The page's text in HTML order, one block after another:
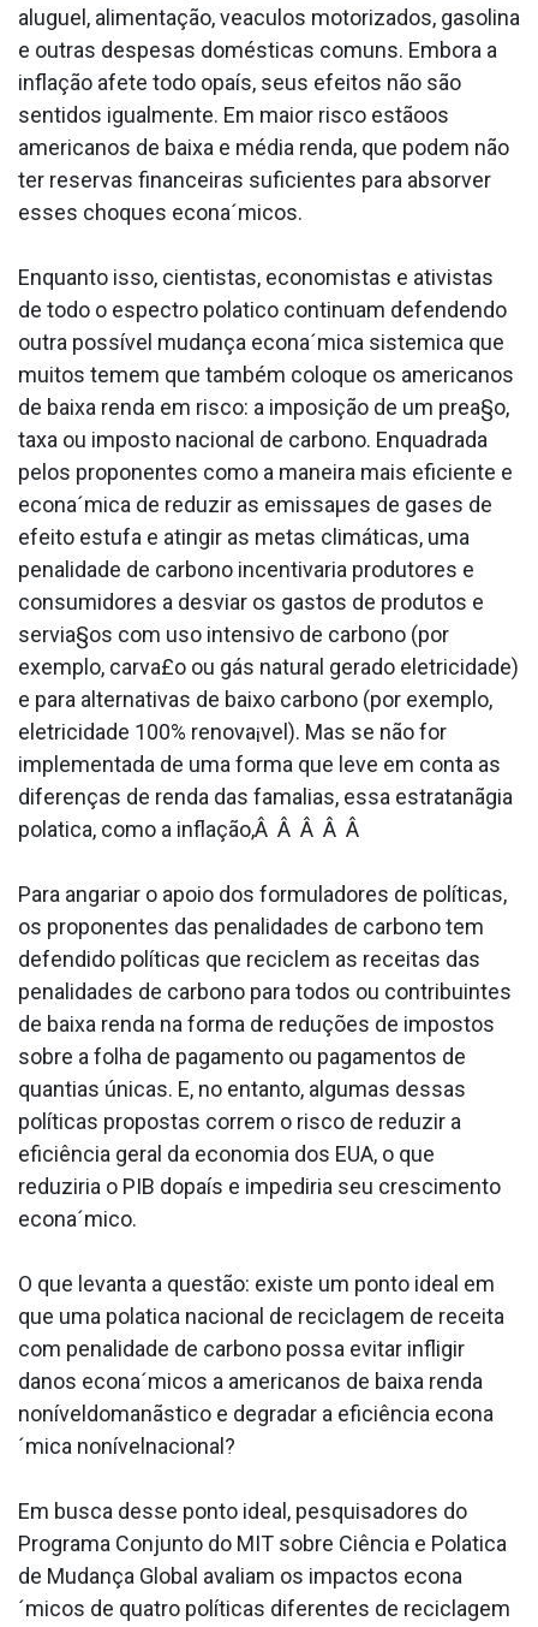
aluguel, alimentação, vea­culos motorizados, gasolina
e outras despesas domésticas comuns. Embora a
inflação afete todo opaís, seus efeitos não são
sentidos igualmente. Em maior risco estãoos
americanos de baixa e média renda, que podem não
ter reservas financeiras suficientes para absorver
esses choques econa´micos.
Enquanto isso, cientistas, economistas e ativistas
de todo o espectro pola­tico continuam defendendo
outra possí­vel mudança econa´mica sistemica que
muitos temem que também coloque os americanos
de baixa renda em risco: a imposição de um prea§o,
taxa ou imposto nacional de carbono. Enquadrada
pelos proponentes como a maneira mais eficiente e
econa´mica de reduzir as emissaµes de gases de
efeito estufa e atingir as metas climáticas, uma
penalidade de carbono incentivaria produtores e
consumidores a desviar os gastos de produtos e
servia§os com uso intensivo de carbono (por
exemplo, carva£o ou gás natural gerado eletricidade)
e para alternativas de baixo carbono (por exemplo,
eletricidade 100% renova¡vel). Mas se não for
implementada de uma forma que leve em conta as
diferenças de renda das fama­lias, essa estratanãgia
pola­tica, como a inflação,Â Â Â Â Â
Para angariar o apoio dos formuladores de políticas,
os proponentes das penalidades de carbono tem
defendido políticas que reciclem as receitas das
penalidades de carbono para todos ou contribuintes
de baixa renda na forma de reduções de impostos
sobre a folha de pagamento ou pagamentos de
quantias únicas. E, no entanto, algumas dessas
políticas propostas correm o risco de reduzir a
eficiência geral da economia dos EUA, o que
reduziria o PIB dopaís e impediria seu crescimento
econa´mico.
O que levanta a questão: existe um ponto ideal em
que uma pola­tica nacional de reciclagem de receita
com penalidade de carbono possa evitar infligir
danos econa´micos a americanos de baixa renda
noníveldomanãstico e degradar a eficiência econa
´mica nonívelnacional?
Em busca desse ponto ideal, pesquisadores do
Programa Conjunto do MIT sobre Ciência e Pola­tica
de Mudança Global avaliam os impactos econa
´micos de quatro políticas diferentes de reciclagem